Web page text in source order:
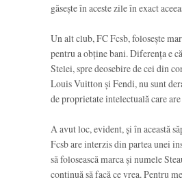
găsește în aceste zile în exact
Un alt club, FC Fcsb, folosește
pentru a obține bani. Diferența e
Stelei, spre deosebire de cei din
Louis Vuitton și Fendi, nu sunt
de proprietate intelectuală care
A avut loc, evident, și în această
Fcsb are interzis din partea unei
să folosească marca și numele
continuă să facă ce vrea. Pentru